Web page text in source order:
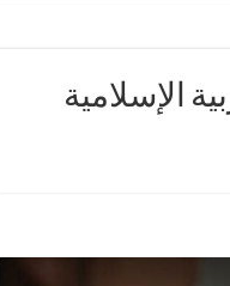
الإسلامية